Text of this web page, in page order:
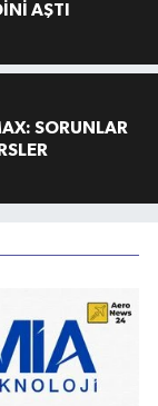
AŞTI
SORUNLAR